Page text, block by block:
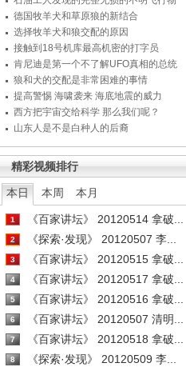
德国牧羊犬和草原狼的新结合
选择牧羊犬和狼交配的原因
接触到18号机库最高机密的打字员
肯尼迪是第一个不了解UFO真相的总统
狼和犬的交配是非常困难的事情
提高警惕 海啸袭来 海底地震的威力
西方把宇宙交给科学 那么我们呢？
山东人是不是白种人的后裔
精彩视频排行
本日 本周 本月
1 《百家讲坛》 20120514 拿破...
2 《探索·发现》 20120507 李...
3 《百家讲坛》 20120515 拿破...
4 《百家讲坛》 20120517 拿破...
5 《百家讲坛》 20120516 拿破...
6 《百家讲坛》 20120507 清明...
7 《百家讲坛》 20120518 拿破...
8 《探索·发现》 20120509 李...